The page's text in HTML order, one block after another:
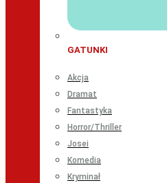
GATUNKI
Akcja
Dramat
Fantastyka
Horror/Thriller
Josei
Komedia
Kryminał